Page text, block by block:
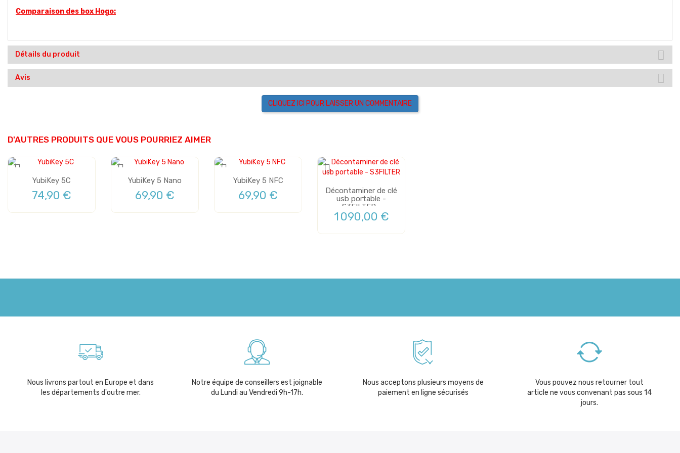
Comparaison des box Hogo:
Détails du produit
Avis
CLIQUEZ ICI POUR LAISSER UN COMMENTAIRE
D'AUTRES PRODUITS QUE VOUS POURRIEZ AIMER
YubiKey 5C
74,90 €
YubiKey 5 Nano
69,90 €
YubiKey 5 NFC
69,90 €
Décontaminer de clé
usb portable -
S3FILTER...
1 090,00 €
Nous livrons partout en Europe et dans
les départements d'outre mer.
Notre équipe de conseillers est joignable
du Lundi au Vendredi 9h-17h.
Nous acceptons plusieurs moyens de
paiement en ligne sécurisés
Vous pouvez nous retourner tout
article ne vous convenant pas sous 14
jours.